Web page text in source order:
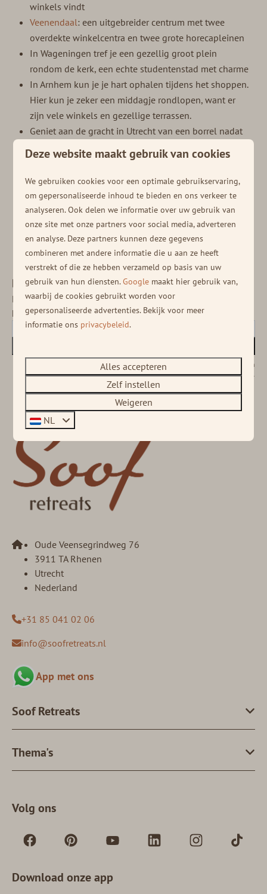
winkels vindt
Veenendaal: een uitgebreider centrum met twee
overdekte winkelcentra en twee grote horecapleinen
In Wageningen tref je een gezellig groot plein
rondom de kerk, een echte studentenstad met charme
In Arnhem kun je je hart ophalen tijdens het shoppen.
Hier kun je zeker een middagje rondlopen, want er
zijn vele winkels en gezellige terrassen.
Geniet aan de gracht in Utrecht van een borrel nadat
je een lange dag geshopt hebt. In
zijn er meer dan 120 winkels en dan ben je
nog niet eens in de oude binnenstad geweest!
In alle gemeenten van de Utrechtse Heuvelrug is het
koopavond op vrijdag.
Blijf op de hoogte!
Meld je aan voor onze nieuwsbrief en ontvang
het laatste nieuws en diverse deals!
Beveiligd door reCaptcha,privacybeleiden
zijn van
toepassing.
Oude Veensegrindweg 76
3911 TA Rhenen
Utrecht
Nederland
+31 85 041 02 06
info@soofretreats.nl
App met ons
Soof Retreats
Thema's
Volg ons
Download onze app
Deze website maakt gebruik van cookies
We gebruiken cookies voor een optimale gebruikservaring,
om gepersonaliseerde inhoud te bieden en ons verkeer te
analyseren. Ook delen we informatie over uw gebruik van
onze site met onze partners voor social media, adverteren
en analyse. Deze partners kunnen deze gegevens
combineren met andere informatie die u aan ze heeft
verstrekt of die ze hebben verzameld op basis van uw
gebruik van hun diensten.Google maakt hier gebruik van,
waarbij de cookies gebruikt worden voor
gepersonaliseerde advertenties. Bekijk voor meer
informatie ons privacybeleid.
Alles accepteren
Zelf instellen
Weigeren
NL